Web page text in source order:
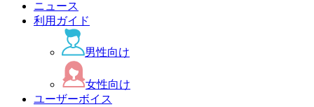
ニュース
利用ガイド
男性向け
女性向け
ユーザーボイス